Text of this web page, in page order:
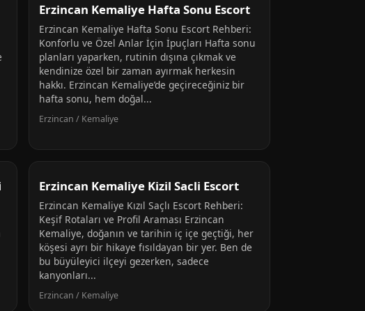
Erzincan Kemaliye Hafta Sonu Escort
Erzincan Kemaliye Hafta Sonu Escort Rehberi:
Konforlu ve Özel Anlar İçin İpuçları Hafta sonu
planları yaparken, rutinin dışına çıkmak ve
kendinize özel bir zaman ayırmak herkesin
hakkı. Erzincan Kemaliye’de geçireceğiniz bir
hafta sonu, hem doğal...
Erzincan / Kemaliye
Erzincan Kemaliye Kizil Sacli Escort
Erzincan Kemaliye Kızıl Saçlı Escort Rehberi:
Keşif Rotaları ve Profil Araması Erzincan
Kemaliye, doğanın ve tarihin iç içe geçtiği, her
köşesi ayrı bir hikaye fısıldayan bir yer. Ben de
bu büyüleyici ilçeyi gezerken, sadece
kanyonları...
Erzincan / Kemaliye